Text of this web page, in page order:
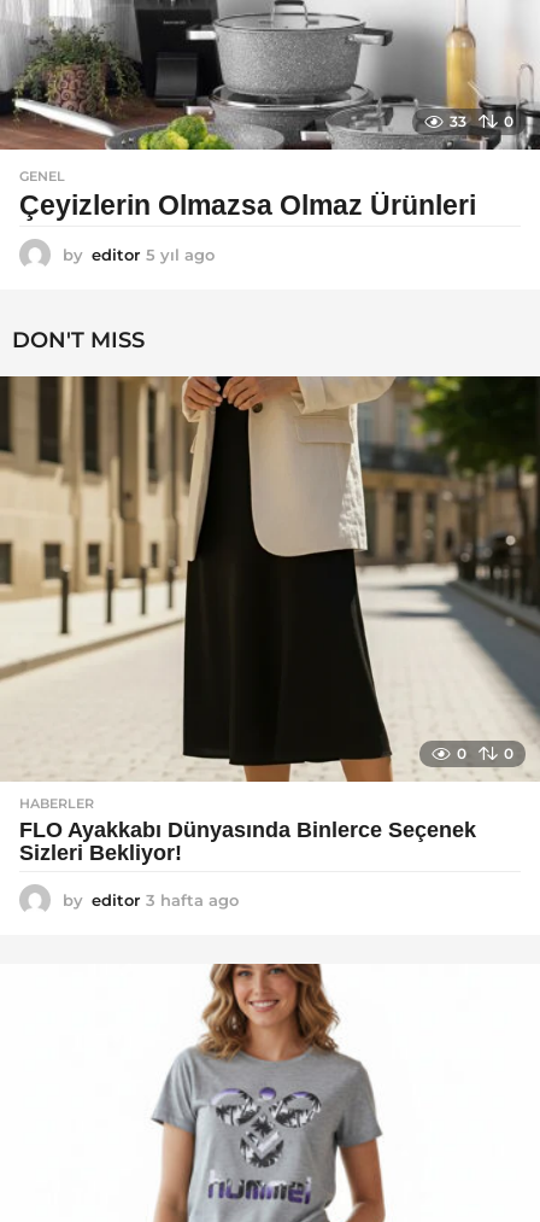
33 0
GENEL
Çeyizlerin Olmazsa Olmaz Ürünleri
by editor 5 yıl ago
o
DON'T MISS
0 0
HABERLER
FLO Ayakkabı Dünyasında Binlerce Seçenek
Sizleri Bekliyor!
by editor 3 hafta ago
a
g
o